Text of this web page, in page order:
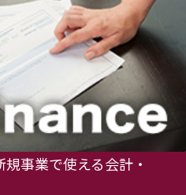
規事業で使える会計・